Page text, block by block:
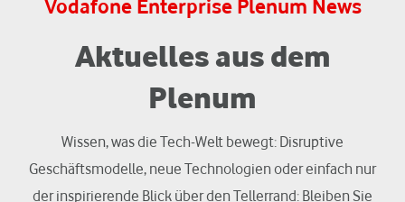
Vodafone Enterprise Plenum News
Aktuelles aus dem
Plenum
Wissen, was die Tech-Welt bewegt: Disruptive
Geschäftsmodelle, neue Technologien oder einfach nur
der inspirierende Blick über den Tellerrand: Bleiben Sie